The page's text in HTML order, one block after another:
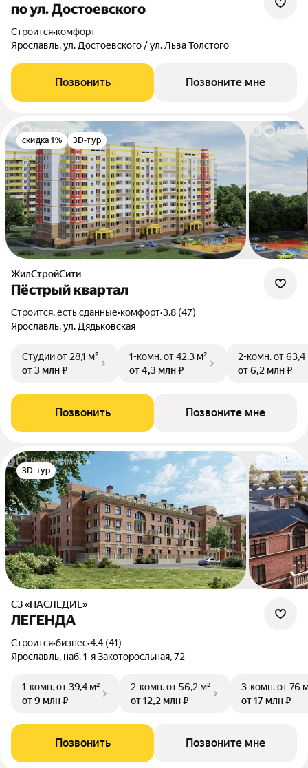
по ул. Достоевского
Строится•комфорт
Ярославль, ул. Достоевского / ул. Льва Толстого
Позвонить Позвоните мне
скидка 1% 3D-тур
ЖилСтройСити
Пёстрый квартал
Строится, есть сданные•комфорт•3.8 (47)
Ярославль, ул. Дядьковская
Студииот 28,1 м²
от 3 млн ₽
1-комн.от 42,3 м²
от 4,3 млн ₽
2-комн.от 63,4
от 6,2 млн ₽
Позвонить Позвоните мне
3D-тур
СЗ «НАСЛЕДИЕ»
ЛЕГЕНДА
Строится•бизнес•4.4 (41)
Ярославль, наб. 1-я Закоторосльная, 72
1-комн.от 39,4 м²
от 9 млн ₽
2-комн.от 56,2 м²
от 12,2 млн ₽
3-комн.от 76
от 17 млн ₽
Позвонить Позвоните мне